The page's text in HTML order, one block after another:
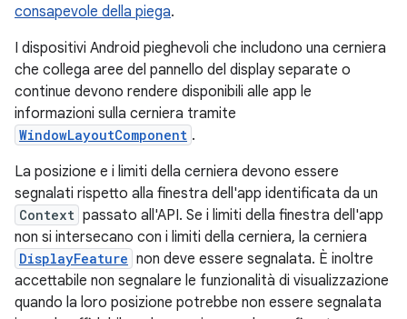
consapevole della piega.
I dispositivi Android pieghevoli che includono una cerniera
che collega aree del pannello del display separate o
continue devono rendere disponibili alle app le
informazioni sulla cerniera tramite
WindowLayoutComponent .
La posizione e i limiti della cerniera devono essere
segnalati rispetto alla finestra dell'app identificata da un
Context passato all'API. Se i limiti della finestra dell'app
non si intersecano con i limiti della cerniera, la cerniera
DisplayFeature non deve essere segnalata. È inoltre
accettabile non segnalare le funzionalità di visualizzazione
quando la loro posizione potrebbe non essere segnalata